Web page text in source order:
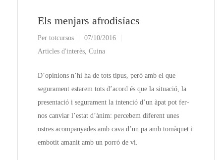
Els menjars afrodisíacs
Per totcursos
07/10/2016
Articles d'interès, Cuina
D’opinions n’hi ha de tots tipus, però amb el que
segurament estarem tots d’acord és que la situació, la
presentació i segurament la intenció d’un àpat pot fer-
nos canviar l’estat d’ànim: percebem diferent unes
ostres acompanyades amb cava d’un pa amb tomàquet i
embotit amanit amb un porró de vi.